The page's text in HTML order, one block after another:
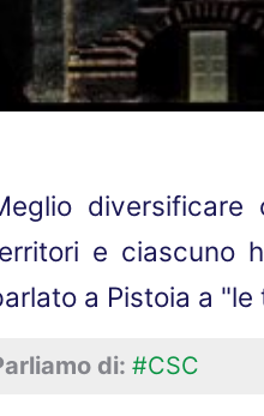
e ciascuno
a Pistoia a
di: #CSC